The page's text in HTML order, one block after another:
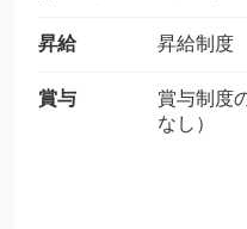
昇給 昇給制度
賞与
賞与制度
なし）